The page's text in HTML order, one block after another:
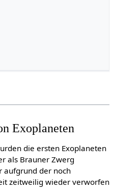
Exoplaneten
die ersten Exoplaneten
als Brauner Zwerg
aufgrund der noch
zeitweilig wieder verworfen